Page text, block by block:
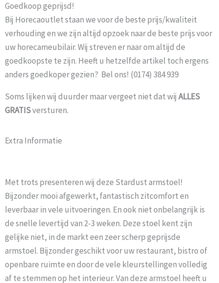
Goedkoop geprijsd!
Bij Horecaoutlet staan we voor de beste prijs/kwaliteit
verhouding en we zijn altijd opzoek naar de beste prijs voor
uw horecameubilair. Wij streven er naar om altijd de
goedkoopste te zijn. Heeft u hetzelfde artikel toch ergens
anders goedkoper gezien? Bel ons! (0174) 384 939
Soms lijken wij duurder maar vergeet niet dat wij ALLES
GRATISversturen.
Extra Informatie
Met trots presenteren wij deze Stardust armstoel!
Bijzonder mooi afgewerkt, fantastisch zitcomfort en
leverbaar in vele uitvoeringen. En ook niet onbelangrijk is
de snelle levertijd van 2-3 weken. Deze stoel kent zijn
gelijke niet, in de markt een zeer scherp geprijsde
armstoel. Bijzonder geschikt voor uw restaurant, bistro of
openbare ruimte en door de vele kleurstellingen volledig
af te stemmen op het interieur. Van deze armstoel heeft u